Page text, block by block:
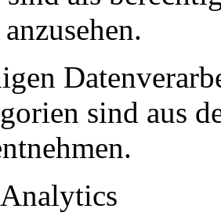
sind aus